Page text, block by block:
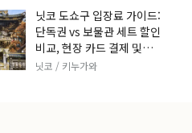
닛코 도쇼구 입장료 가이드:
단독권 vs 보물관 세트 할인
비교, 현장 카드 결제 및
KKday 사전 예매 팁
닛코 / 키누가와